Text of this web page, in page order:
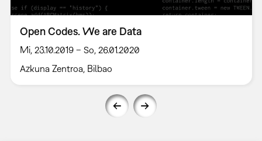
Open Codes. We are Data
Mi, 23.10.2019 – So, 26.01.2020
Azkuna Zentroa, Bilbao